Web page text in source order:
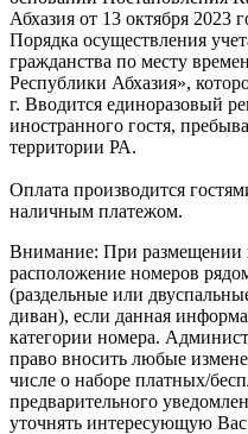
Абхазия от 13 октября 2023
Порядка осуществления
гражданства по месту
Республики Абхазия»,
г. Вводится единоразовый
иностранного гостя,
территории РА.
Оплата производится
наличным платежом.
Внимание: При размещении
расположение номеров
(раздельные или
диван), если данная
категории номера.
право вносить любые
числе о наборе платных/
предварительного
уточнять интересующую